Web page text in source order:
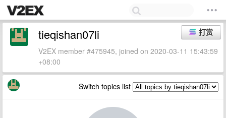
打赏
tieqishan07li
V2EX member #475945, joined on 2020-03-11 15:43:59
+08:00
Switch topics list